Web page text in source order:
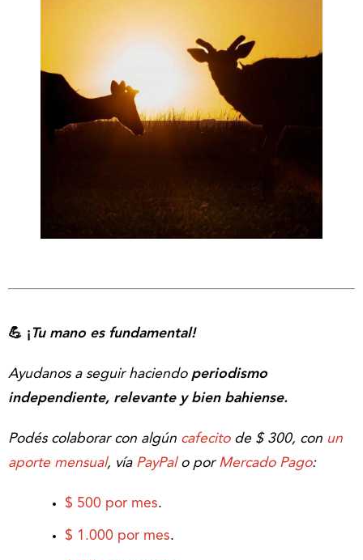
💪 ¡Tu mano es fundamental!
Ayudanos a seguir haciendo periodismo
independiente, relevante y bien bahiense.
Podés colaborar con algún cafecitode $ 300, con un
aporte mensual, víaPayPalo porMercado Pago:
$ 500 por mes.
$ 1.000 por mes.